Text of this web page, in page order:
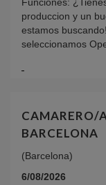
produccion y un
estamos
seleccionamos
CAMARERO/
BARCELONA
(Barcelona)
6/08/2026